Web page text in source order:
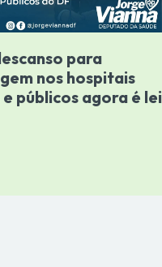
para
nos hospitais
públicos agora é lei